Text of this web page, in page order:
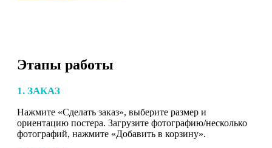
Этапы работы
1. ЗАКАЗ
Нажмите «Сделать заказ», выберите размер и
ориентацию постера. Загрузите фотографию/несколько
фотографий, нажмите «Добавить в корзину».